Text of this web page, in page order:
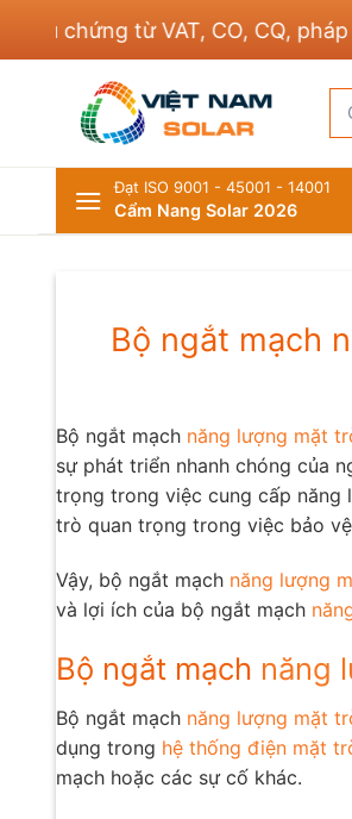
từ VAT, CO, CQ, pháp lý thi
Đạt ISO 9001 - 45001 - 14001
Cẩm Nang Solar 2026
Bộ ngắt mạch
Bộ ngắt mạch năng lượng mặt
sự phát triển nhanh chóng của
trọng trong việc cung cấp năng
trò quan trọng trong việc bảo
Vậy, bộ ngắt mạch năng lượng
và lợi ích của bộ ngắt mạch
Bộ ngắt mạch năng
Bộ ngắt mạch năng lượng mặt
dụng trong hệ thống điện mặt
mạch hoặc các sự cố khác.